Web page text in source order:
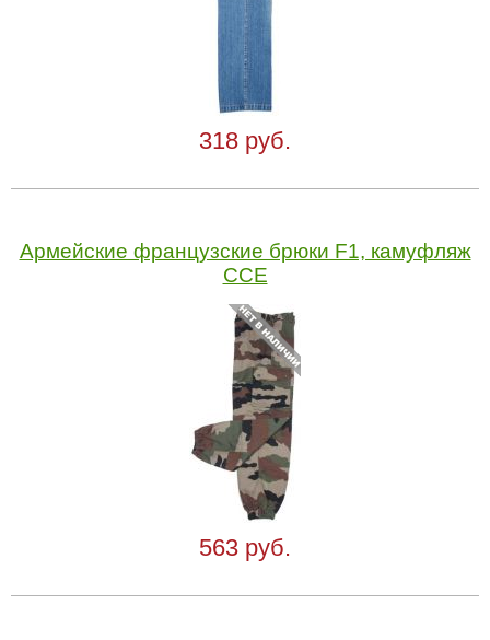
318 руб.
Армейские французские брюки F1, камуфляж
CCE
563 руб.